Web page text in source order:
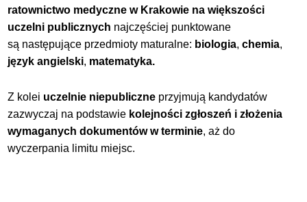
ratownictwo medyczne w Krakowie na większości
uczelni publicznych najczęściej punktowane
są następujące przedmioty maturalne: biologia,chemia,
język angielski, matematyka.
Z kolei uczelnie niepubliczne przyjmują kandydatów
zazwyczaj na podstawie kolejności zgłoszeń i złożenia
wymaganych dokumentów w terminie, aż do
wyczerpania limitu miejsc.